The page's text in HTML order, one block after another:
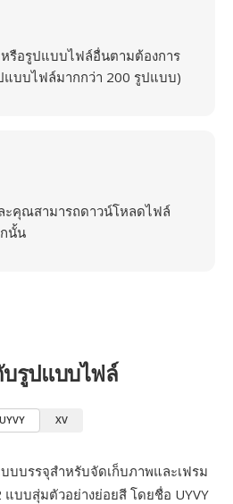
รือรูปแบบไฟล์อื่นตามต้องการ
แบบไฟล์มากกว่า 200 รูปแบบ)
ะคุณสามารถดาวน์โหลดไฟล์
นั้น
บรูปแบบไฟล์
UYVY XV
บบรรจุสำหรับจัดเก็บภาพและเฟรม
แบบสุ่มตัวอย่างย่อยสี โดยชื่อ UYVY